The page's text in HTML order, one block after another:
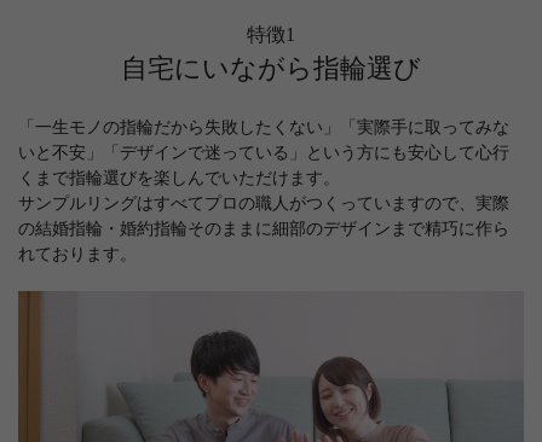
特徴1
自宅にいながら指輪選び
「一生モノの指輪だから失敗したくない」「実際手に取ってみな
いと不安」「デザインで迷っている」という方にも安心して心行
くまで指輪選びを楽しんでいただけます。
サンプルリングはすべてプロの職人がつくっていますので、実際
の結婚指輪・婚約指輪そのままに細部のデザインまで精巧に作ら
れております。